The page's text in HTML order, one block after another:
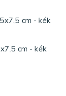
cm - kék